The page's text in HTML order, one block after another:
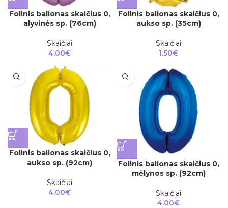
Folinis balionas skaičius 0,
alyvinės sp. (76cm)
Skaičiai
4.00€
Folinis balionas skaičius 0,
aukso sp. (35cm)
Skaičiai
1.50€
Folinis balionas skaičius 0,
aukso sp. (92cm)
Skaičiai
4.00€
Folinis balionas skaičius 0,
mėlynos sp. (92cm)
Skaičiai
4.00€